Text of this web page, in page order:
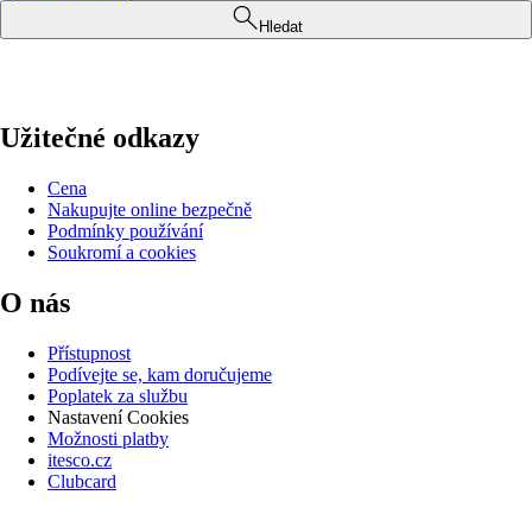
Hledat
Užitečné odkazy
Cena
Nakupujte online bezpečně
Podmínky používání
Soukromí a cookies
O nás
Přístupnost
Podívejte se, kam doručujeme
Poplatek za službu
Nastavení Cookies
Možnosti platby
itesco.cz
Clubcard